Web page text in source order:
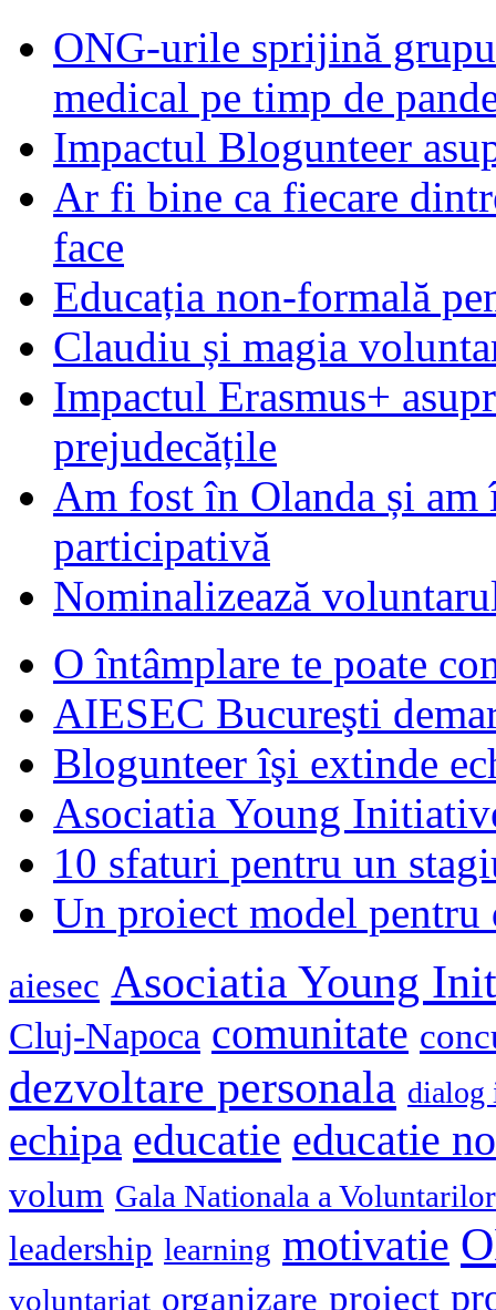
ONG-urile sprijină
medical pe timp de
Impactul Blogunteer
Ar fi bine ca fiecare
face
Educația non-formală
Claudiu și magia
Impactul Erasmus+
prejudecățile
Am fost în Olanda și am
participativă
Nominalizează
O întâmplare te poate
AIESEC Bucureşti
Blogunteer îşi extinde
Asociatia Young
10 sfaturi pentru un
Un proiect model
aiesec Asociatia Young
Cluj-Napoca comunitate
dezvoltare personala dialog
echipa educatie educatie
volum Gala Nationala a Voluntarilor
leadership learning motivatie
voluntariat organizare proiect